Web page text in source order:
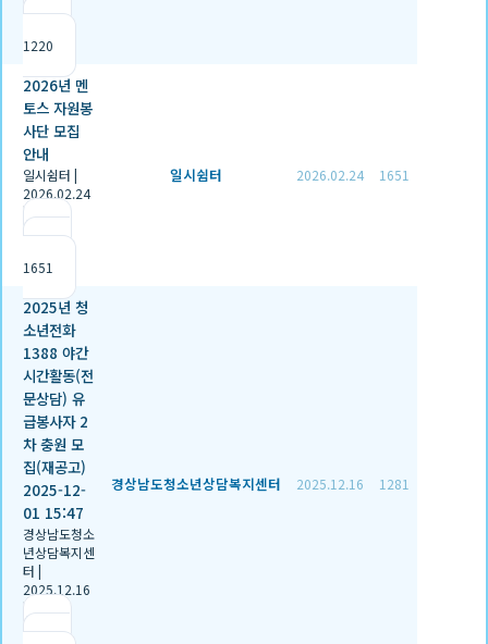
1220
2026년 멘
토스 자원봉
사단 모집
안내
일시쉼터 |
2026.02.24
|
1651
일시쉼터 2026.02.24 1651
2025년 청
소년전화
1388 야간
시간활동(전
문상담) 유
급봉사자 2
차 충원 모
집(재공고)
2025-12-
01 15:47
경상남도청소
년상담복지센
터 |
2025.12.16
|
경상남도청소년상담복지센터 2025.12.16 1281